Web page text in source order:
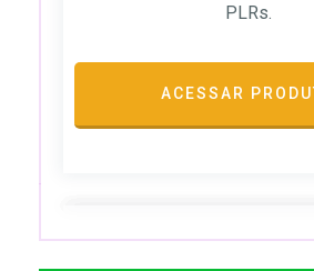
PLRs.
ACESSAR